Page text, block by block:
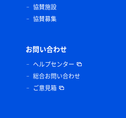
協賛施設
協賛募集
お問い合わせ
ヘルプセンター
総合お問い合わせ
ご意見箱